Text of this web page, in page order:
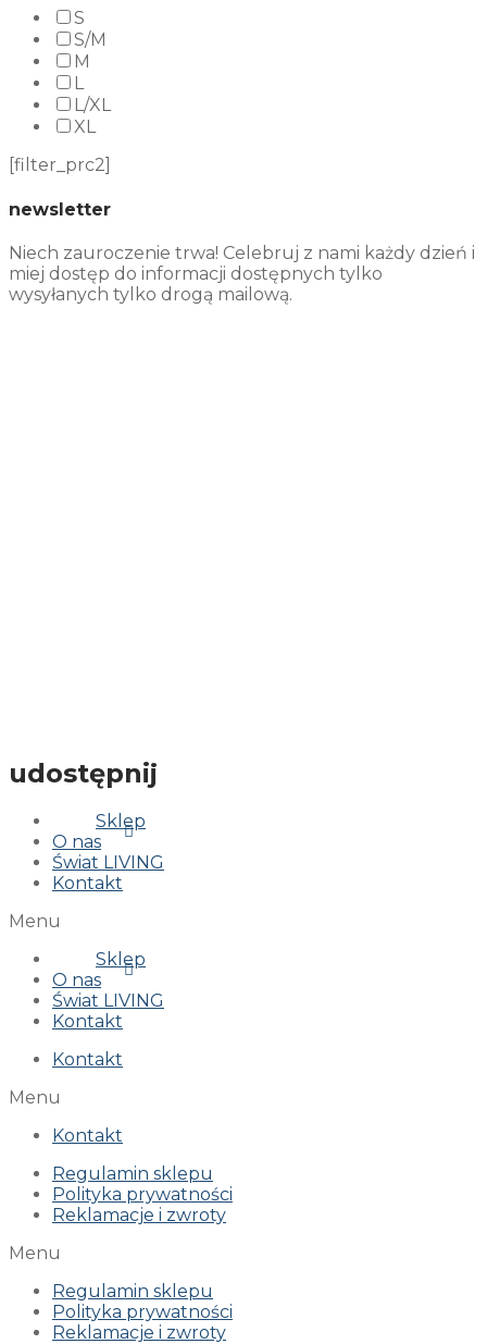
S
S/M
M
L
L/XL
XL
[filter_prc2]
newsletter
Niech zauroczenie trwa! Celebruj z nami każdy dzień i
miej dostęp do informacji dostępnych tylko
wysyłanych tylko drogą mailową.
udostępnij
Sklep
O nas
Świat LIVING
Kontakt
Menu
Sklep
O nas
Świat LIVING
Kontakt
Kontakt
Menu
Kontakt
Regulamin sklepu
Polityka prywatności
Reklamacje i zwroty
Menu
Regulamin sklepu
Polityka prywatności
Reklamacje i zwroty